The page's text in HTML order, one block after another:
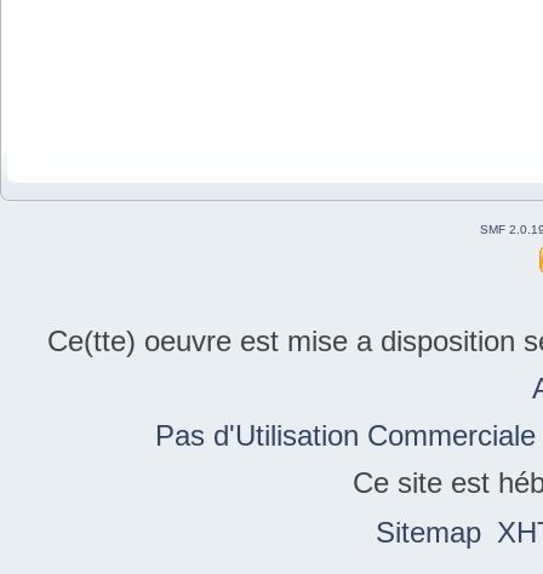
SMF
Ce(tte) oeuvre est mise a disposition
Pas d'Utilisation
Ce site est
Sitemap